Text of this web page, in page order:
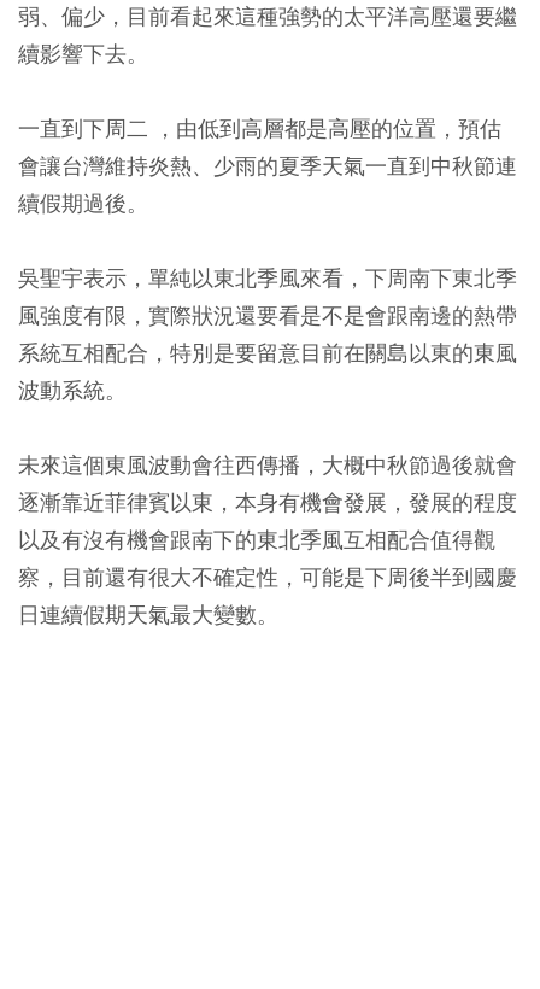
弱、偏少，目前看起來這種強勢的太平洋高壓還要繼
續影響下去。
一直到下周二 ，由低到高層都是高壓的位置，預估
會讓台灣維持炎熱、少雨的夏季天氣一直到中秋節連
續假期過後。
吳聖宇表示，單純以東北季風來看，下周南下東北季
風強度有限，實際狀況還要看是不是會跟南邊的熱帶
系統互相配合，特別是要留意目前在關島以東的東風
波動系統。
未來這個東風波動會往西傳播，大概中秋節過後就會
逐漸靠近菲律賓以東，本身有機會發展，發展的程度
以及有沒有機會跟南下的東北季風互相配合值得觀
察，目前還有很大不確定性，可能是下周後半到國慶
日連續假期天氣最大變數。